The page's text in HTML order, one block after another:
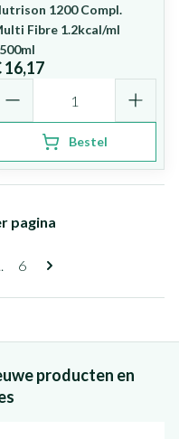
1200 Compl.
Fibre 1.2kcal/ml
16,17
Bestel
pagina
Pagina
6
pagina
producten en